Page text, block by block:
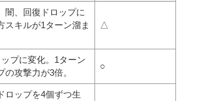
闇、回復ドロップに
スキルが1ターン溜ま
△
プに変化。1ターン
攻撃力が3倍。
○
ロップを4個ずつ生